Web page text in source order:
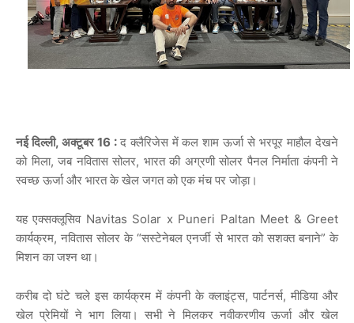
नई दिल्ली, अक्टूबर 16 : द क्लैरिजेस में कल शाम ऊर्जा से भरपूर माहौल देखने
को मिला, जब नवितास सोलर, भारत की अग्रणी सोलर पैनल निर्माता कंपनी ने
स्वच्छ ऊर्जा और भारत के खेल जगत को एक मंच पर जोड़ा।
यह एक्सक्लूसिव Navitas Solar x Puneri Paltan Meet & Greet
कार्यक्रम,नवितास सोलर के“सस्टेनेबल एनर्जी से भारत को सशक्त बनाने”के
मिशन का जश्न था।
करीब दो घंटे चले इस कार्यक्रम में कंपनी के क्लाइंट्स, पार्टनर्स, मीडिया और
खेल प्रेमियों ने भाग लिया। सभी ने मिलकर नवीकरणीय ऊर्जा और खेल